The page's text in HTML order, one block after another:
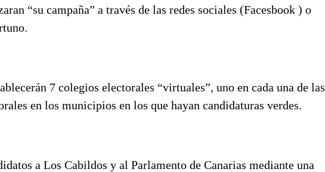
“su campaña” a través de las redes sociales (Facesbook ) o
7 colegios electorales “virtuales”, uno en cada una de las
en los municipios en los que hayan candidaturas verdes.
a Los Cabildos y al Parlamento de Canarias mediante una